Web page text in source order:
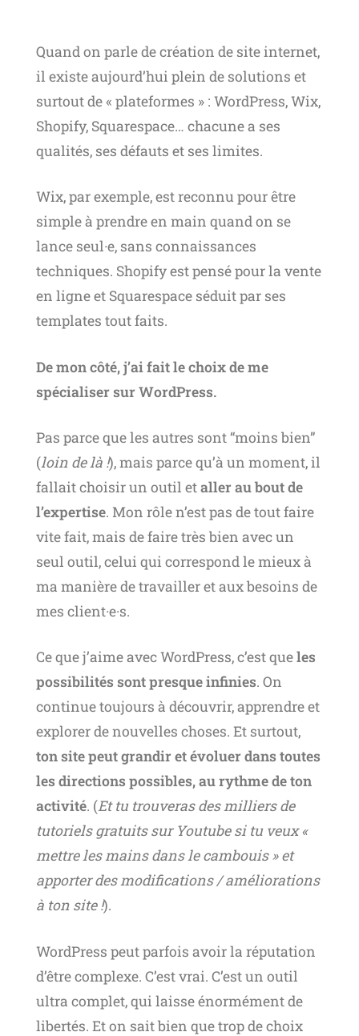
Quand on parle de création de site internet,
il existe aujourd’hui plein de solutions et
surtout de « plateformes » : WordPress, Wix,
Shopify, Squarespace… chacune a ses
qualités, ses défauts et ses limites.
Wix, par exemple, est reconnu pour être
simple à prendre en main quand on se
lance seul·e, sans connaissances
techniques. Shopify est pensé pour la vente
en ligne et Squarespace séduit par ses
templates tout faits.
De mon côté, j’ai fait le choix de me
spécialiser sur WordPress.
Pas parce que les autres sont “moins bien”
(loin de là !), mais parce qu’à un moment, il
fallait choisir un outil etaller au bout de
l’expertise. Mon rôle n’est pas de tout faire
vite fait, mais de faire très bien avec un
seul outil, celui qui correspond le mieux à
ma manière de travailler et aux besoins de
mes client·e·s.
Ce que j’aime avec WordPress, c’est queles
possibilités sont presque infinies. On
continue toujours à découvrir, apprendre et
explorer de nouvelles choses. Et surtout,
ton site peut grandir et évoluer dans toutes
les directions possibles, au rythme de ton
activité. (Et tu trouveras des milliers de
tutoriels gratuits sur Youtube si tu veux «
mettre les mains dans le cambouis » et
apporter des modifications / améliorations
à ton site !).
WordPress peut parfois avoir la réputation
d’être complexe. C’est vrai. C’est un outil
ultra complet, qui laisse énormément de
libertés. Et on sait bien que trop de choix